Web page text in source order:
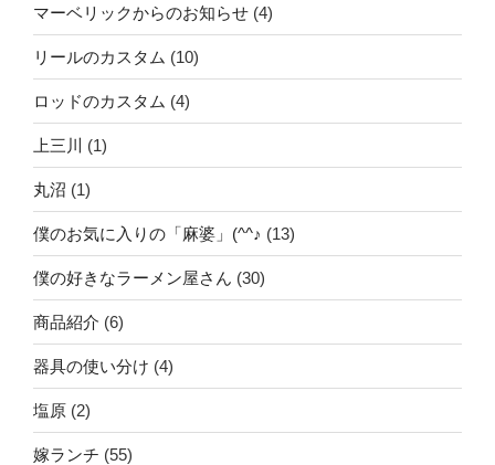
マーベリックからのお知らせ (4)
リールのカスタム (10)
ロッドのカスタム (4)
上三川 (1)
丸沼 (1)
僕のお気に入りの「麻婆」(^^♪ (13)
僕の好きなラーメン屋さん (30)
商品紹介 (6)
器具の使い分け (4)
塩原 (2)
嫁ランチ (55)